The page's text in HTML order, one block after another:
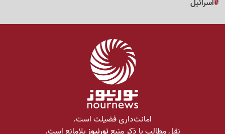
اسرائیل
امانت‌داری فضیلت است.
نقل مطالب با ذکر منبعنورنیوز بلامانع است.